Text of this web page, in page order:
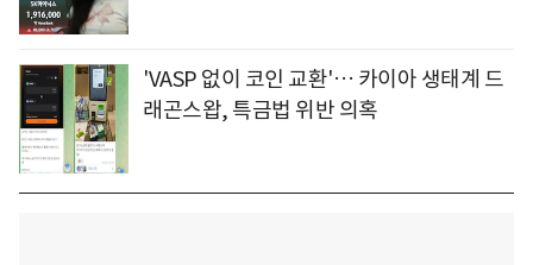
'VASP 없이 코인 교환'… 카이아 생태계 드
래곤스왑, 특금법 위반 의혹